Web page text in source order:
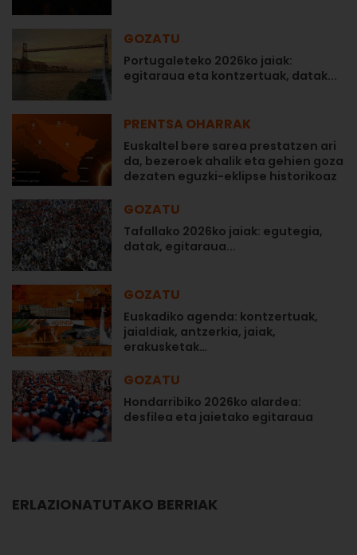
GOZATU
Portugaleteko 2026ko jaiak:
egitaraua eta kontzertuak, datak...
PRENTSA OHARRAK
Euskaltel bere sarea prestatzen ari
da, bezeroek ahalik eta gehien goza
dezaten eguzki-eklipse historikoaz
GOZATU
Tafallako 2026ko jaiak: egutegia,
datak, egitaraua...
GOZATU
Euskadiko agenda: kontzertuak,
jaialdiak, antzerkia, jaiak,
erakusketak…
GOZATU
Hondarribiko 2026ko alardea:
desfilea eta jaietako egitaraua
ERLAZIONATUTAKO BERRIAK